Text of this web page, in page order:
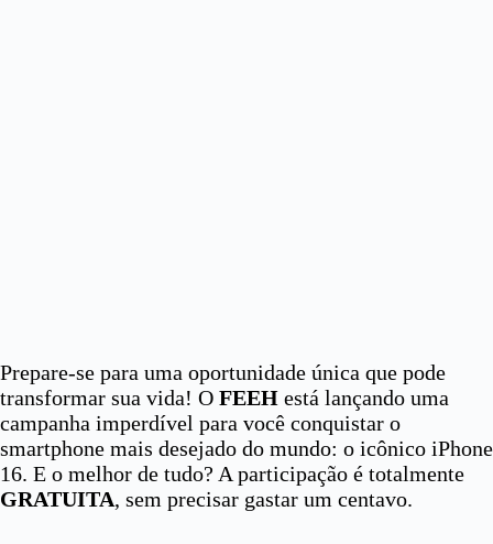
Prepare-se para uma oportunidade única que pode
transformar sua vida! O FEEH está lançando uma
campanha imperdível para você conquistar o
smartphone mais desejado do mundo: o icônico iPhone
16. E o melhor de tudo? A participação é totalmente
GRATUITA, sem precisar gastar um centavo.